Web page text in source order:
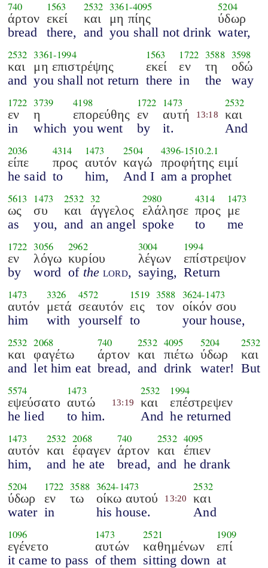
740
άρτον
bread
1563
εκεί
there,
2532
και
and
3361-4095
μη πίης
you shall not drink
5204
ύδωρ
water,
2532
και
and
3361-1994
μη επιστρέψης
you shall not return
1563
εκεί
there
1722
εν
in
3588
τη
the
3598
οδώ
way
1722
εν
in
3739
η
which
4198
επορεύθης
you went
1722
εν
by
1473
αυτή
it.
13:18
2532
και
And
2036
είπε
he said
4314
προς
to
1473
αυτόν
him,
2504
καγώ
And I
4396-1510.2.1
προφήτης ειμί
am a prophet
5613
ως
as
1473
συ
you,
2532
και
and
32
άγγελος
an angel
2980
ελάλησε
spoke
4314
προς
to
1473
με
me
1722
εν
by
3056
λόγω
word
2962
κυρίου
of the lord,
3004
λέγων
saying,
1994
επίστρεψον
Return
1473
αυτόν
him
3326
μετά
with
4572
σεαυτόν
yourself
1519
εις
to
3588
τον
3624-1473
οίκόν σου
your house,
2532
και
and
2068
φαγέτω
let him eat
740
άρτον
bread,
2532
και
and
4095
πιέτω
drink
5204
ύδωρ
water!
2532
και
But
5574
εψεύσατο
he lied
1473
αυτώ
to him.
13:19
2532
και
And
1994
επέστρεψεν
he returned
1473
αυτόν
him,
2532
και
and
2068
έφαγεν
he ate
740
άρτον
bread,
2532
και
and
4095
έπιεν
he drank
5204
ύδωρ
water
1722
εν
in
3588
τω
3624-1473
οίκω αυτού
his house.
13:20
2532
και
And
1096
εγένετο
it came to pass
1473
αυτών
of them
2521
καθημένων
sitting down
1909
επί
at